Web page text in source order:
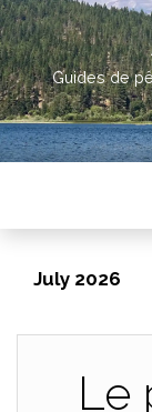
Guides de
July 2026
Le